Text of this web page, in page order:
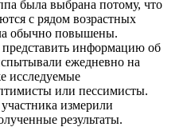
была выбрана потому, что
с рядом возрастных
обычно повышены.
информацию об
ежедневно на
исследуемые
или пессимисты.
измерили
результаты.